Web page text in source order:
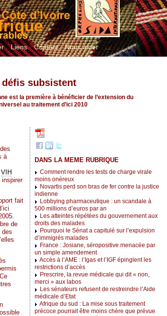
Liens Contact Nous aider ...
défis subsistent
est la première à bénéficier de l’extension du
au traitement d’ici 2010
à
VIH
inspirer
fait
de
des
DANS LA MEME RUBRIQUE
Comment rendre les tests de charge virale
moins onéreux
Novartis perd son bras de fer contre la justice
indienne
Lobbying pharmaceutique : un scandale à
500 millions d’euros par an
Les atteintes répétées du gouvernement aux
droits des malades
Pourquoi le Sénat a capitulé sur l’expulsion
d’immigrés malades
France : Josiane, séropositive menacée par
un simple amendement
Accès à l’AME : l’Igas et l’IGF épinglent les
restrictions d’accès
Prescrire, la revue médicale qui dit « non,
merci » aux labos
Les sénateurs refusent de restreindre l’Aide
médicale d’Etat
Afrique du sud : La mise sous traitement
précoce pourrait être moins chère que prévue